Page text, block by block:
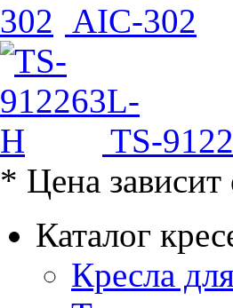
AIC-302
TS-
* Цена
Каталог
Кресла